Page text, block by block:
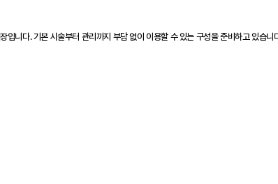
니다. 기본 시술부터 관리까지 부담 없이 이용할 수 있는 구성을 준비하고 있습